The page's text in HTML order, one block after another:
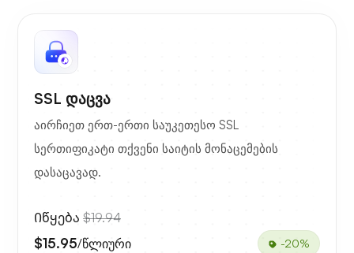
SSL დაცვა
აირჩიეთ ერთ-ერთი საუკეთესო SSL
სერთიფიკატი თქვენი საიტის მონაცემების
დასაცავად.
Იწყება $19.94
$15.95/წლიური -20%